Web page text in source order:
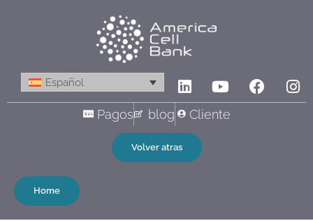
Español LinkedinYoutube
Pagos blog Cliente
Volver atras
Home